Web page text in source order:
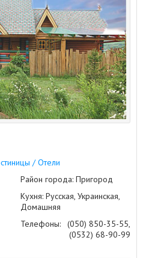
/ Отели
Район города: Пригород
Кухня: Русская, Украинская,
Домашняя
Телефоны:
(050) 850-35-55,
(0532) 68-90-99